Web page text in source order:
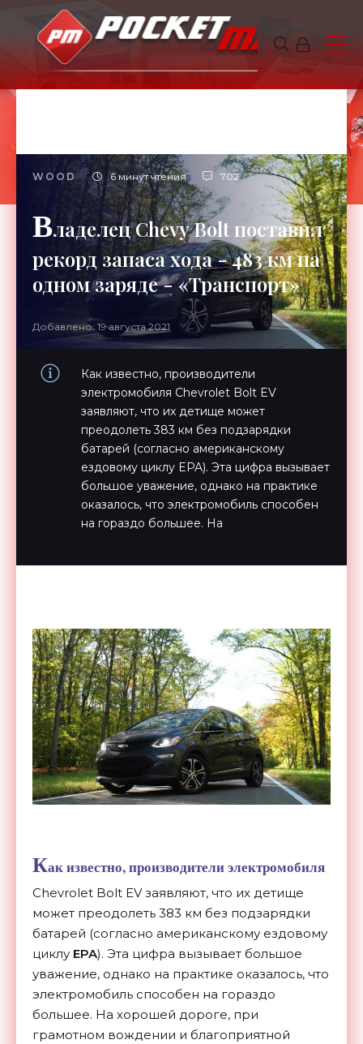
WOOD 6 минут чтения 702
Владелец Chevy Bolt поставил
рекорд запаса хода - 483 км на
одном заряде - «Транспорт»
Добавлено: 19 августа 2021
Как известно, производители
электромобиля Chevrolet Bolt EV
заявляют, что их детище может
преодолеть 383 км без подзарядки
батарей (согласно американскому
ездовому циклу EPA). Эта цифра вызывает
большое уважение, однако на практике
оказалось, что электромобиль способен
на гораздо большее. На
Как известно, производители электромобиля
Chevrolet Bolt EV заявляют, что их детище
может преодолеть 383 км без подзарядки
батарей (согласно американскому ездовому
циклу EPA). Эта цифра вызывает большое
уважение, однако на практике оказалось, что
электромобиль способен на гораздо
большее. На хорошей дороге, при
грамотном вождении и благоприятной